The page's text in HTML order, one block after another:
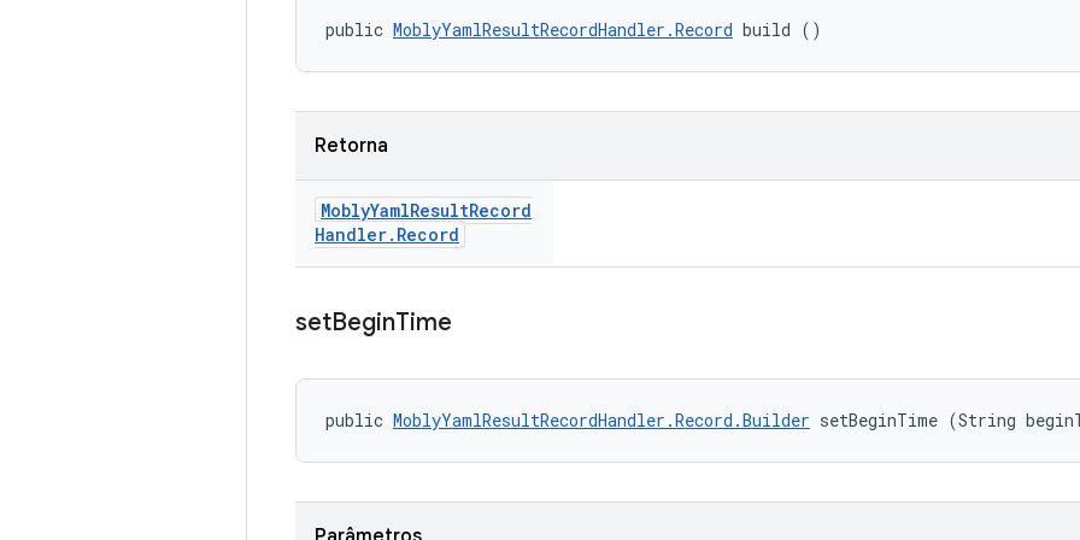
public MoblyYamlResultRecordHandler.Record build ()
Retorna
MoblyYamlResultRecord
Handler. Record
setBeginTime
public MoblyYamlResultRecordHandler.Record.Builder setBeginTime (String